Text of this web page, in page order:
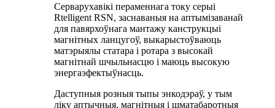
Серварухавікі пераменнага току серыі
Rtelligent RSN, заснаваныя на аптымізаванай
для павярхоўнага мантажу канструкцыі
магнітных ланцугоў, выкарыстоўваюць
матэрыялы статара і ротара з высокай
магнітнай шчыльнасцю і маюць высокую
энергаэфектыўнасць.
Даступныя розныя тыпы энкодэраў, у тым
ліку аптычныя, магнітныя і шматабаротныя